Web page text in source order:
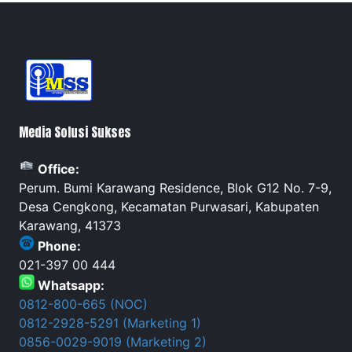
Media Solusi Sukses
Office:
Perum. Bumi Karawang Residence, Blok G12 No. 7-9,
Desa Cengkong, Kecamatan Purwasari, Kabupaten
Karawang, 41373
Phone:
021-397 00 444
Whatsapp:
0812-800-665 (NOC)
0812-2928-5291 (Marketing 1)
0856-0029-9019 (Marketing 2)